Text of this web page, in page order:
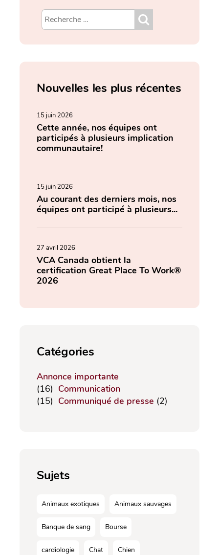
Nouvelles les plus récentes
15 juin 2026
Cette année, nos équipes ont
participés à plusieurs implication
communautaire!
15 juin 2026
Au courant des derniers mois, nos
équipes ont participé à plusieurs...
27 avril 2026
VCA Canada obtient la
certification Great Place To Work®
2026
Catégories
Annonce importante
(16) Communication
(15) Communiqué de presse (2)
Sujets
Animaux exotiques Animaux sauvages
Banque de sang Bourse
cardiologie Chat Chien